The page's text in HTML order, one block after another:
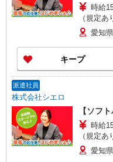
時給
（規定あり） ゜+゜・。○。・゜+
+゜ 入社祝
頂くと, イ
い・週払
+゜・。○
愛知
キープ
派遣社員
株式会社シエロ
【ソフ
時給
（規定あり） ゜+゜・。○。・゜+
+゜ 入社祝い
頂くと, イ
愛知